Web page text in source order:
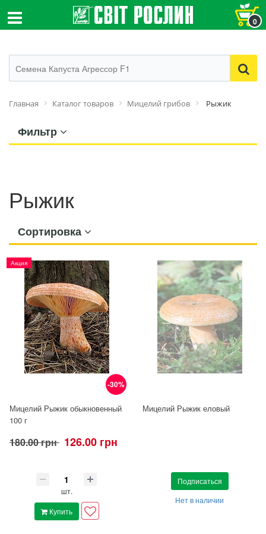
0
Главная Каталог товаров Мицелий грибов Рыжик
Фильтр
Рыжик
Сортировка
-30%
Акция
Мицелий Рыжик обыкновенный
100 г
180.00 грн 126.00 грн
шт.
Купить
Мицелий Рыжик еловый
Подписаться
Нет в наличии